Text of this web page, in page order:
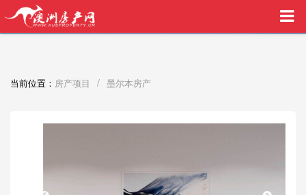
买家中介VIP服务，助您安心购房
当前位置： 房产项目 / 墨尔本房产